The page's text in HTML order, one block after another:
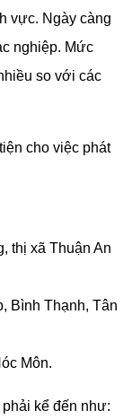
vực. Ngày càng
nghiệp. Mức
so với các
cho việc phát
thị xã Thuận An
Bình Thạnh, Tân
Môn.
kể đến như: